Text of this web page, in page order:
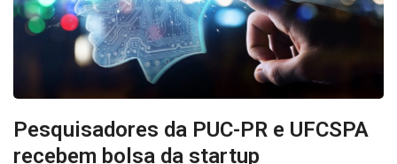
Pesquisadores da PUC-PR e UFCSPA
recebem bolsa da startup